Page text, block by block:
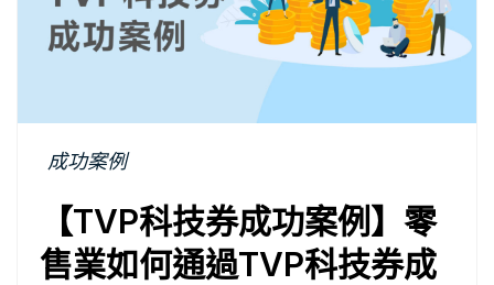
成功案例
【TVP科技券成功案例】零
售業如何通過TVP科技券成